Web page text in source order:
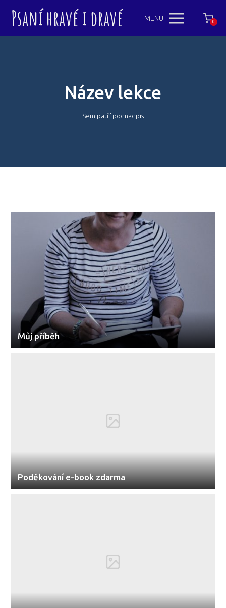
Psaní hravé i dravé MENU 0
Název lekce
Sem patří podnadpis
Můj příběh
Poděkování e-book zdarma